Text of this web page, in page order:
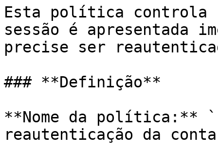
Esta política controla
sessão é apresentada
precise ser
### **Definição**
**Nome da política:**
reautenticação da